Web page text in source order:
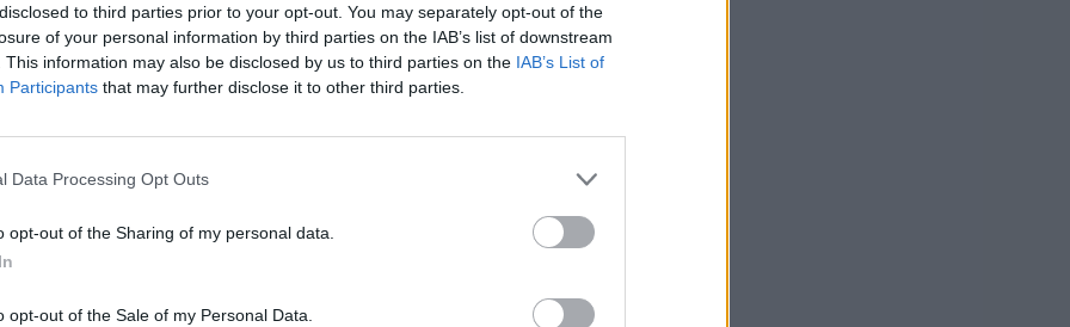
to third parties prior to your opt-out. You may separately opt-out of the
of your personal information by third parties on the IAB’s list of downstream
This information may also be disclosed by us to third parties on the IAB’s List of
Participants that may further disclose it to other third parties.
Data Processing Opt Outs
opt-out of the Sharing of my personal data.
opt-out of the Sale of my Personal Data.
czynnikami. Funkcjonowanie
a problemy związane z psychologicznym
i trudne do rozwiązania. Choroby takie jak
się m.in myślami samobójczymi. Co na ten